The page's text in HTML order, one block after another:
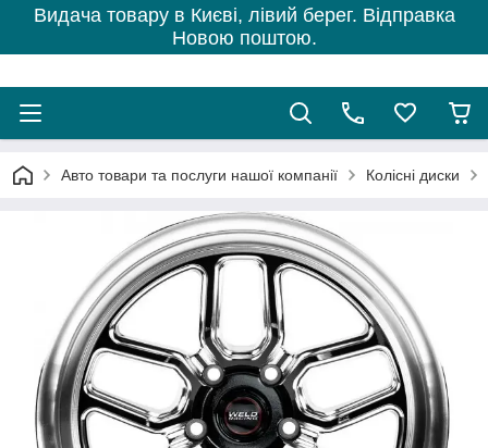
Видача товару в Києві, лівий берег. Відправка
Новою поштою.
Авто товари та послуги нашої компанії Колісні диски